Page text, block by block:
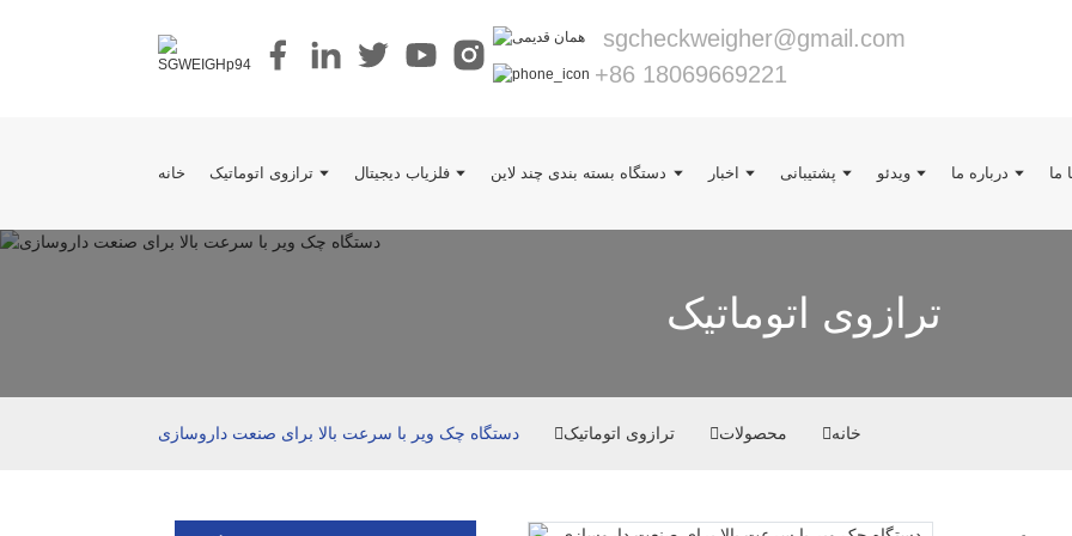
sgcheckweigher@gmail.com
‎+86 18069669221‎
خانه ترازوی اتوماتیک فلزیاب دیجیتال دستگاه بسته بندی چند لاین اخبار پشتیبانی ویدئو درباره ما ما
ترازوی اتوماتیک
خانه محصولات ترازوی اتوماتیک دستگاه چک ویر با سرعت بالا برای صنعت داروسازی